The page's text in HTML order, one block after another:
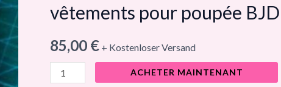
vêtements pour poupée BJD
85,00 € + Kostenloser Versand
pour
BJD
ACHETER MAINTENANT